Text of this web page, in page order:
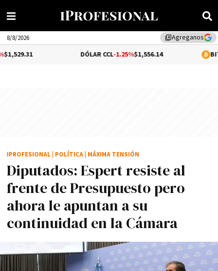
library_addAgreganos
8/8/2026
-1.25%$1,556.14 0.01%
Diputados: Espert resiste al
frente de Presupuesto pero
ahora le apuntan a su
continuidad en la Cámara
IPROFESIONAL POLÍTICA MÁXIMA TENSIÓN